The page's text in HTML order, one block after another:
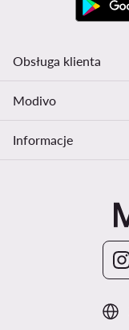
Obsługa klienta
Modivo
Informacje